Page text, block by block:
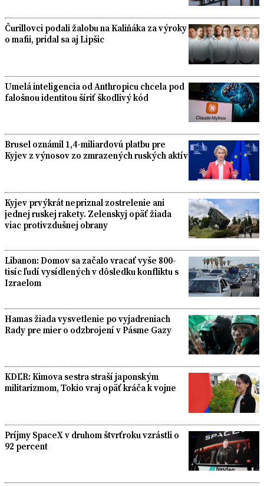
Čurillovci podali žalobu na Kaliňáka za výroky
o mafii, pridal sa aj Lipšic
Umelá inteligencia od Anthropicu chcela pod
falošnou identitou šíriť škodlivý kód
Brusel oznámil 1,4-miliardovú platbu pre
Kyjev z výnosov zo zmrazených ruských aktív
Kyjev prvýkrát nepriznal zostrelenie ani
jednej ruskej rakety. Zelenskyj opäť žiada
viac protivzdušnej obrany
Libanon: Domov sa začalo vracať vyše 800-
tisíc ľudí vysídlených v dôsledku konfliktu s
Izraelom
Hamas žiada vysvetlenie po vyjadreniach
Rady pre mier o odzbrojení v Pásme Gazy
KDĽR: Kimova sestra straší japonským
militarizmom, Tokio vraj opäť kráča k vojne
Príjmy SpaceX v druhom štvrťroku vzrástli o
92 percent